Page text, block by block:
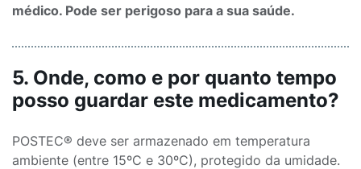
médico. Pode ser perigoso para a sua saúde.
5. Onde, como e por quanto tempo
posso guardar este medicamento?
POSTEC® deve ser armazenado em temperatura
ambiente (entre 15ºC e 30ºC), protegido da umidade.